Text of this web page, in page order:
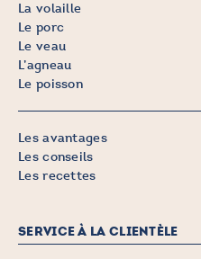
La volaille
Le porc
Le veau
L’agneau
Le poisson
Les avantages
Les conseils
Les recettes
SERVICE À LA CLIENTÈLE